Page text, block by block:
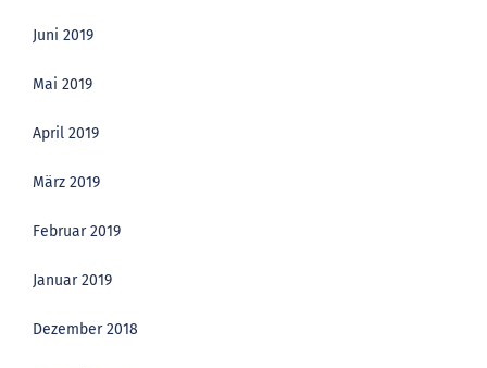
Juni 2019
Mai 2019
April 2019
März 2019
Februar 2019
Januar 2019
Dezember 2018